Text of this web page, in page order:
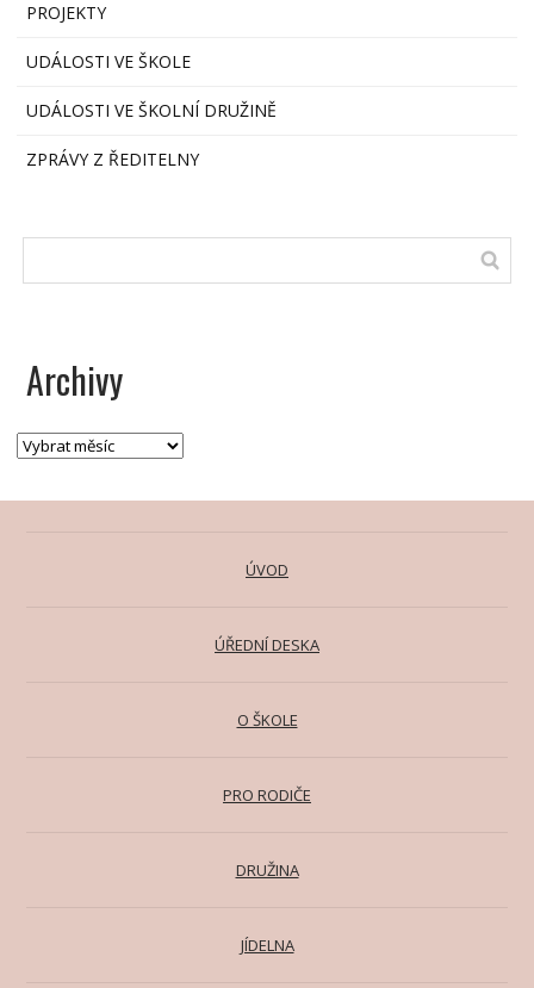
PROJEKTY
UDÁLOSTI VE ŠKOLE
UDÁLOSTI VE ŠKOLNÍ DRUŽINĚ
ZPRÁVY Z ŘEDITELNY
Archivy
ÚVOD
ÚŘEDNÍ DESKA
O ŠKOLE
PRO RODIČE
DRUŽINA
JÍDELNA